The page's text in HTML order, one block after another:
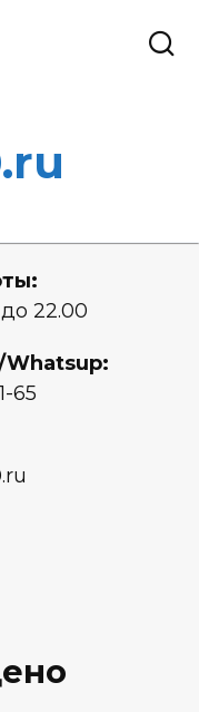
22.00
65